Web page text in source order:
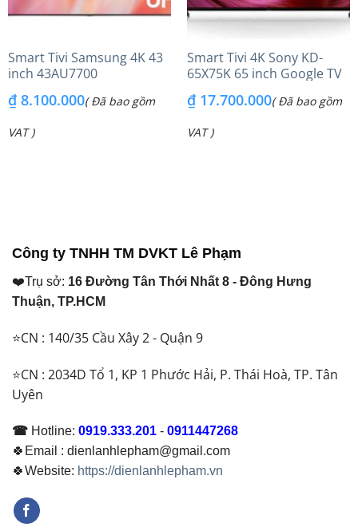
Smart Tivi Samsung 4K 43
inch 43AU7700
₫8.100.000( Đã bao gồm
VAT )
Smart Tivi 4K Sony KD-
65X75K 65 inch Google TV
₫17.700.000( Đã bao gồm
VAT )
Công ty TNHH TM DVKT Lê Phạm
❤️Trụ sở: 16 Đường Tân Thới Nhất 8 - Đông Hưng
Thuận, TP.HCM
⭐CN : 140/35 Cầu Xây 2 - Quận 9
⭐CN : 2034D Tổ 1, KP 1 Phước Hải, P. Thái Hoà, TP. Tân
Uyên
☎ Hotline: 0919.333.201 - 0911447268
🍀Email : dienlanhlepham@gmail.com
🍀Website: https://dienlanhlepham.vn